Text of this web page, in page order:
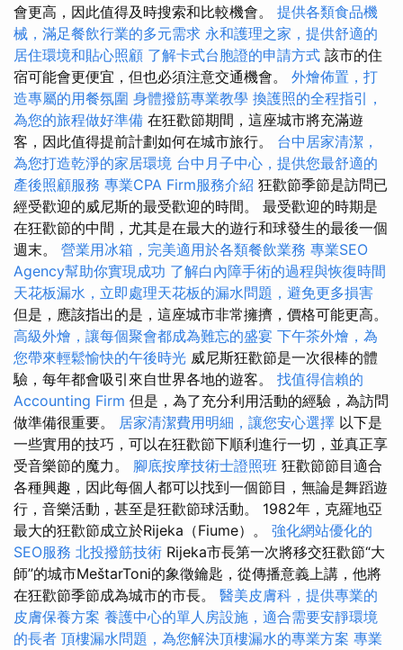
會更高，因此值得及時搜索和比較機會。 提供各類食品機
械，滿足餐飲行業的多元需求 永和護理之家，提供舒適的
居住環境和貼心照顧 了解卡式台胞證的申請方式 該市的住
宿可能會更便宜，但也必須注意交通機會。 外燴佈置，打
造專屬的用餐氛圍 身體撥筋專業教學 換護照的全程指引，
為您的旅程做好準備 在狂歡節期間，這座城市將充滿遊
客，因此值得提前計劃如何在城市旅行。 台中居家清潔，
為您打造乾淨的家居環境 台中月子中心，提供您最舒適的
產後照顧服務 專業CPA Firm服務介紹 狂歡節季節是訪問已
經受歡迎的威尼斯的最受歡迎的時間。 最受歡迎的時期是
在狂歡節的中間，尤其是在最大的遊行和球發生的最後一個
週末。 營業用冰箱，完美適用於各類餐飲業務 專業SEO
Agency幫助你實現成功 了解白內障手術的過程與恢復時間
天花板漏水，立即處理天花板的漏水問題，避免更多損害
但是，應該指出的是，這座城市非常擁擠，價格可能更高。
高級外燴，讓每個聚會都成為難忘的盛宴 下午茶外燴，為
您帶來輕鬆愉快的午後時光 威尼斯狂歡節是一次很棒的體
驗，每年都會吸引來自世界各地的遊客。 找值得信賴的
Accounting Firm 但是，為了充分利用活動的經驗，為訪問
做準備很重要。 居家清潔費用明細，讓您安心選擇 以下是
一些實用的技巧，可以在狂歡節下順利進行一切，並真正享
受音樂節的魔力。 腳底按摩技術士證照班 狂歡節節目適合
各種興趣，因此每個人都可以找到一個節目，無論是舞蹈遊
行，音樂活動，甚至是狂歡節球活動。 1982年，克羅地亞
最大的狂歡節成立於Rijeka（Fiume）。 強化網站優化的
SEO服務 北投撥筋技術 Rijeka市長第一次將移交狂歡節“大
師”的城市MeštarToni的象徵鑰匙，從傳播意義上講，他將
在狂歡節季節成為城市的市長。 醫美皮膚科，提供專業的
皮膚保養方案 養護中心的單人房設施，適合需要安靜環境
的長者 頂樓漏水問題，為您解決頂樓漏水的專業方案 專業